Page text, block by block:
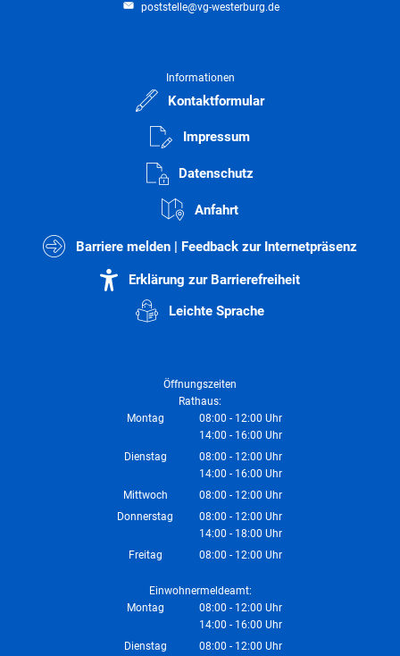
poststelle@vg-westerburg.de
Informationen
Kontaktformular
Impressum
Datenschutz
Anfahrt
Barriere melden | Feedback zur Internetpräsenz
Erklärung zur Barrierefreiheit
Leichte Sprache
Öffnungszeiten
Rathaus:
Montag
08:00 - 12:00 Uhr
Von 08:00 bis 12:00 Uhr
14:00 - 16:00 Uhr
Von 14:00 bis 16:00 Uhr
Dienstag 08:00 - 12:00 Uhr
Von 08:00 bis 12:00 Uhr
14:00 - 16:00 Uhr
Von 14:00 bis 16:00 Uhr
Mittwoch 08:00 - 12:00 Uhr
Von 08:00 bis 12:00 Uhr
Donnerstag 08:00 - 12:00 Uhr
Von 08:00 bis 12:00 Uhr
14:00 - 18:00 Uhr
Von 14:00 bis 18:00 Uhr
Freitag 08:00 - 12:00 Uhr
Einwohnermeldeamt:
Montag
08:00 - 12:00 Uhr
Von 08:00 bis 12:00 Uhr
14:00 - 16:00 Uhr
Von 14:00 bis 16:00 Uhr
Dienstag 08:00 - 12:00 Uhr